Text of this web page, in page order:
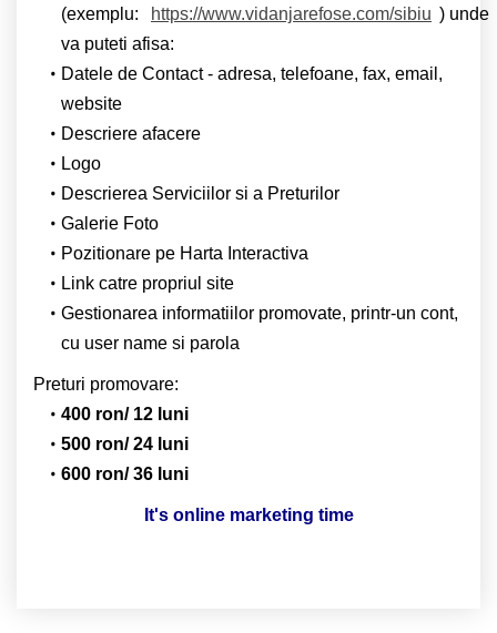
(exemplu:
https://www.vidanjarefose.com/sibiu ) unde
va puteti afisa:
Datele de Contact - adresa, telefoane, fax, email,
website
Descriere afacere
Logo
Descrierea Serviciilor si a Preturilor
Galerie Foto
Pozitionare pe Harta Interactiva
Link catre propriul site
Gestionarea informatiilor promovate, printr-un cont,
cu user name si parola
Preturi promovare:
400 ron/ 12 luni
500 ron/ 24 luni
600 ron/ 36 luni
It's online marketing time